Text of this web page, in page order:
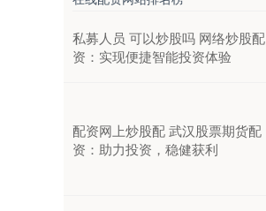
私募人员 可以炒股吗 网络炒股配
资：实现便捷智能投资体验
配资网上炒股配 武汉股票期货配
资：助力投资，稳健获利